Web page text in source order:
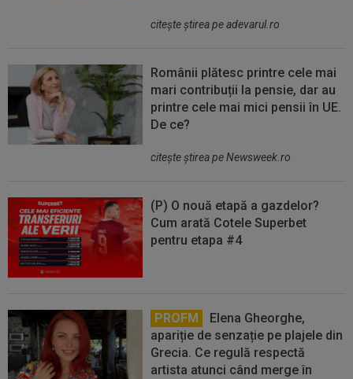
citeşte ştirea pe adevarul.ro
Românii plătesc printre cele mai
mari contribuții la pensie, dar au
printre cele mai mici pensii în UE.
De ce?
citeşte ştirea pe Newsweek.ro
(P) O nouă etapă a gazdelor?
Cum arată Cotele Superbet
pentru etapa #4
PROFM
Elena Gheorghe,
apariție de senzație pe plajele din
Grecia. Ce regulă respectă
artista atunci când merge în